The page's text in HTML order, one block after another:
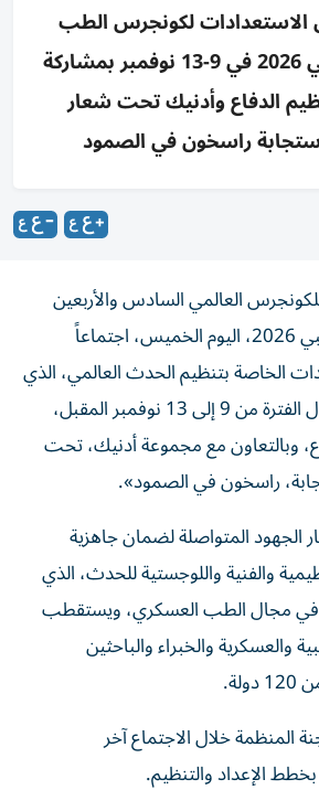
الاستعدادات لكونجرس الطب
العسكري العالمي 2026 في 9-13 نوفمبر بمشاركة
الدفاع وأدنيك تحت شعار
راسخون في الصمود
العالمي السادس والأربعين
للطب العسكري أبوظبي 2026، اليوم الخميس، اجتماعاً
الخاصة بتنظيم الحدث العالمي، الذي
تستضيفه أبوظبي خلال الفترة من 9 إلى 13 نوفمبر المقبل،
وبالتعاون مع مجموعة أدنيك، تحت
راسخون في الصمود».
الجهود المتواصلة لضمان جاهزية
والفنية واللوجستية للحدث، الذي
في مجال الطب العسكري، ويستقطب
والعسكرية والخبراء والباحثين
المنظمة خلال الاجتماع آخر
الإعداد والتنظيم.